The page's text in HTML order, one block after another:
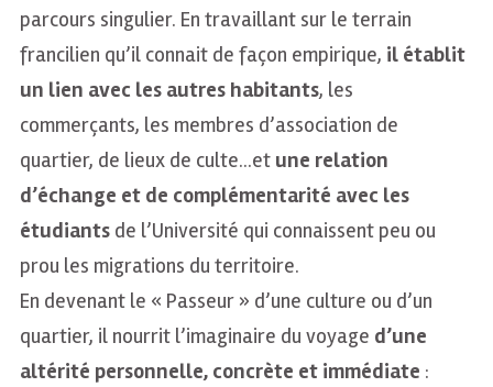
parcours singulier. En travaillant sur le terrain
francilien qu’il connait de façon empirique, il établit
un lien avec les autres habitants, les
commerçants, les membres d’association de
quartier, de lieux de culte…et une relation
d’échange et de complémentarité avec les
étudiantsde l’Université qui connaissent peu ou
prou les migrations du territoire.
En devenant le « Passeur » d’une culture ou d’un
quartier, il nourrit l’imaginaire du voyage d’une
altérité personnelle, concrète et immédiate :